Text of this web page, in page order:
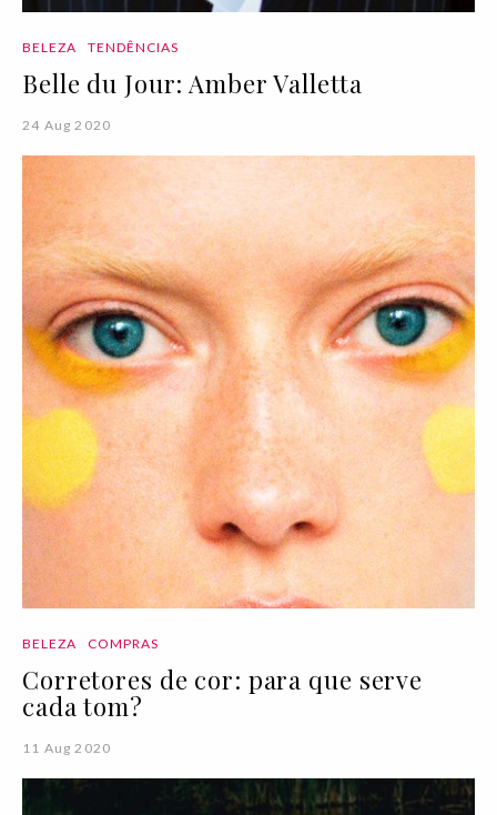
BELEZA TENDÊNCIAS
Belle du Jour: Amber Valletta
24 Aug 2020
BELEZA COMPRAS
Corretores de cor: para que serve
cada tom?
11 Aug 2020